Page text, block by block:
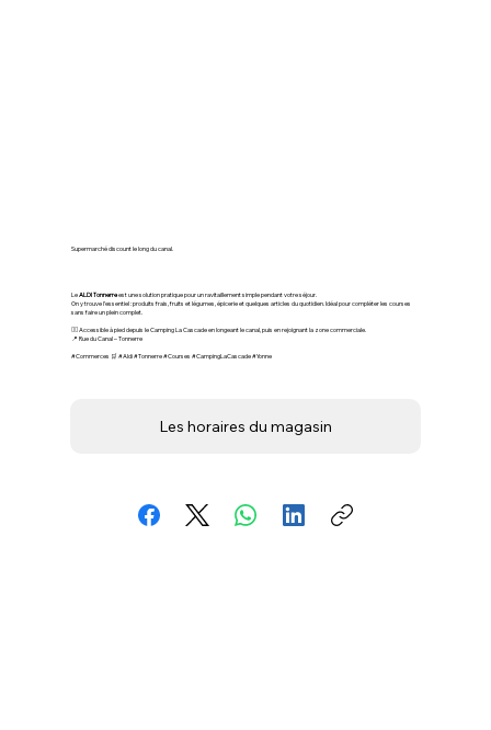
Supermarché discount le long du canal.
LeALDI Tonnerreest une solution pratique pour un ravitaillement simple pendant votre séjour.
On y trouve l’essentiel : produits frais, fruits et légumes, épicerie et quelques articles du quotidien. Idéal pour compléter les courses
sans faire un plein complet.
🚶‍♂️ Accessible à pied depuis le Camping La Cascade en longeant le canal, puis en rejoignant la zone commerciale.
📍 Rue du Canal – Tonnerre
#Commerces 🛒 #Aldi #Tonnerre #Courses #CampingLaCascade #Yonne
Les horaires du magasin